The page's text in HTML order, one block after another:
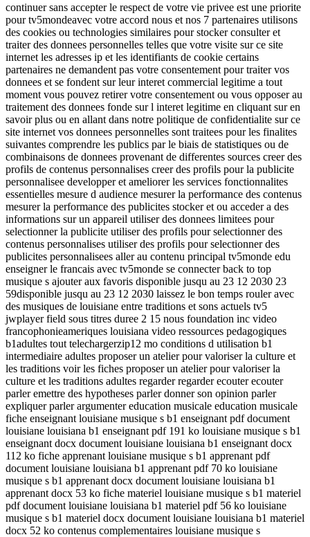
continuer sans accepter le respect de votre vie privee est une priorite
pour tv5mondeavec votre accord nous et nos 7 partenaires utilisons
des cookies ou technologies similaires pour stocker consulter et
traiter des donnees personnelles telles que votre visite sur ce site
internet les adresses ip et les identifiants de cookie certains
partenaires ne demandent pas votre consentement pour traiter vos
donnees et se fondent sur leur interet commercial legitime a tout
moment vous pouvez retirer votre consentement ou vous opposer au
traitement des donnees fonde sur l interet legitime en cliquant sur en
savoir plus ou en allant dans notre politique de confidentialite sur ce
site internet vos donnees personnelles sont traitees pour les finalites
suivantes comprendre les publics par le biais de statistiques ou de
combinaisons de donnees provenant de differentes sources creer des
profils de contenus personnalises creer des profils pour la publicite
personnalisee developper et ameliorer les services fonctionnalites
essentielles mesure d audience mesurer la performance des contenus
mesurer la performance des publicites stocker et ou acceder a des
informations sur un appareil utiliser des donnees limitees pour
selectionner la publicite utiliser des profils pour selectionner des
contenus personnalises utiliser des profils pour selectionner des
publicites personnalisees aller au contenu principal tv5monde edu
enseigner le francais avec tv5monde se connecter back to top
musique s ajouter aux favoris disponible jusqu au 23 12 2030 23
59disponible jusqu au 23 12 2030 laissez le bon temps rouler avec
des musiques de louisiane entre traditions et sons actuels tv5
jwplayer field sous titres duree 2 15 nous foundation inc video
francophonieameriques louisiana video ressources pedagogiques
b1adultes tout telechargerzip12 mo conditions d utilisation b1
intermediaire adultes proposer un atelier pour valoriser la culture et
les traditions voir les fiches proposer un atelier pour valoriser la
culture et les traditions adultes regarder regarder ecouter ecouter
parler emettre des hypotheses parler donner son opinion parler
expliquer parler argumenter education musicale education musicale
fiche enseignant louisiane musique s b1 enseignant pdf document
louisiane louisiana b1 enseignant pdf 191 ko louisiane musique s b1
enseignant docx document louisiane louisiana b1 enseignant docx
112 ko fiche apprenant louisiane musique s b1 apprenant pdf
document louisiane louisiana b1 apprenant pdf 70 ko louisiane
musique s b1 apprenant docx document louisiane louisiana b1
apprenant docx 53 ko fiche materiel louisiane musique s b1 materiel
pdf document louisiane louisiana b1 materiel pdf 56 ko louisiane
musique s b1 materiel docx document louisiane louisiana b1 materiel
docx 52 ko contenus complementaires louisiane musique s